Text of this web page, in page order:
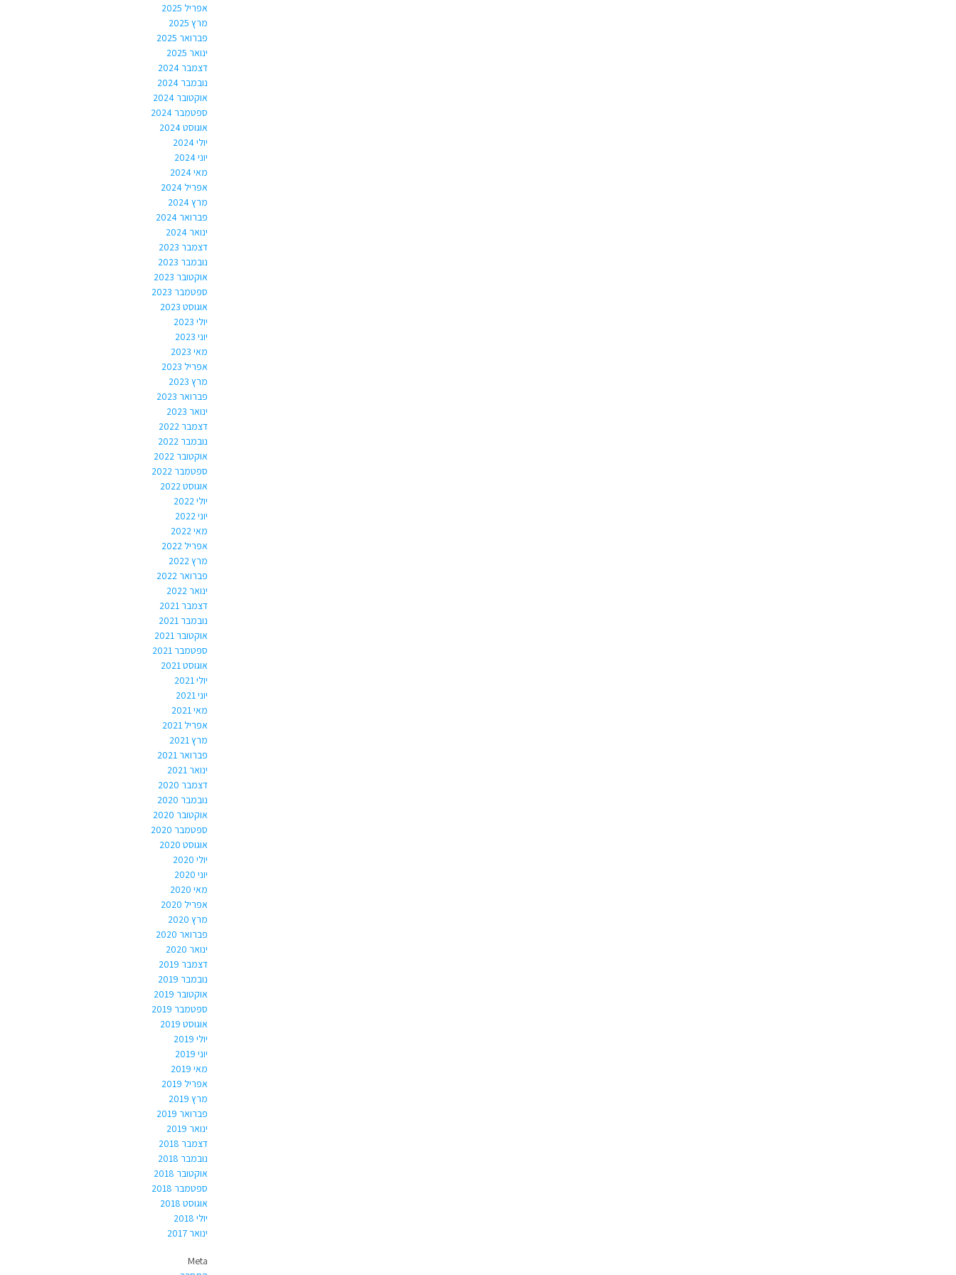
אפריל 2025
מרץ 2025
פברואר 2025
ינואר 2025
דצמבר 2024
נובמבר 2024
אוקטובר 2024
ספטמבר 2024
אוגוסט 2024
יולי 2024
יוני 2024
מאי 2024
אפריל 2024
מרץ 2024
פברואר 2024
ינואר 2024
דצמבר 2023
נובמבר 2023
אוקטובר 2023
ספטמבר 2023
אוגוסט 2023
יולי 2023
יוני 2023
מאי 2023
אפריל 2023
מרץ 2023
פברואר 2023
ינואר 2023
דצמבר 2022
נובמבר 2022
אוקטובר 2022
ספטמבר 2022
אוגוסט 2022
יולי 2022
יוני 2022
מאי 2022
אפריל 2022
מרץ 2022
פברואר 2022
ינואר 2022
דצמבר 2021
נובמבר 2021
אוקטובר 2021
ספטמבר 2021
אוגוסט 2021
יולי 2021
יוני 2021
מאי 2021
אפריל 2021
מרץ 2021
פברואר 2021
ינואר 2021
דצמבר 2020
נובמבר 2020
אוקטובר 2020
ספטמבר 2020
אוגוסט 2020
יולי 2020
יוני 2020
מאי 2020
אפריל 2020
מרץ 2020
פברואר 2020
ינואר 2020
דצמבר 2019
נובמבר 2019
אוקטובר 2019
ספטמבר 2019
אוגוסט 2019
יולי 2019
יוני 2019
מאי 2019
אפריל 2019
מרץ 2019
פברואר 2019
ינואר 2019
דצמבר 2018
נובמבר 2018
אוקטובר 2018
ספטמבר 2018
אוגוסט 2018
יולי 2018
ינואר 2017
Meta